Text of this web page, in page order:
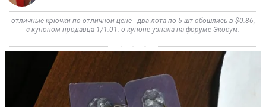
отличные крючки по отличной цене - два лота по 5 шт обошлись в $0.86,
с купоном продавца 1/1.01. о купоне узнала на форуме Экосум.